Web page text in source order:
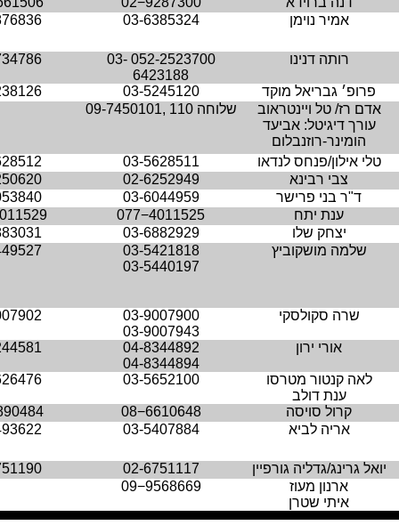
אמיר נוימן
03-6385324
רותה דנינו 052-2523700
03-
6423188
פרופ׳ גבריאל מוקד 03-5245120
אדם רז/ טל ויינטראוב
עורך דיגיטל: אביעד
הומינר-רוזנבלום
09-7450101 , שלוחה 110
טלי אילון/פנחס לנדאו 03-5628511
צבי רבינא
02-6252949
ד"ר בני פרישר
03-6044959
ענת יתח
077−4011525
יצחק שלו
03-6882929
שלמה מושקוביץ
03-5421818
03-5440197
שרה סקולסקי
03-9007900
03-9007943
אורי ירון
04-8344892
04-8344894
לאה קנטור מטרסו
ענת דולב
03-5652100
קרול סויסה 08−6610648
אריה לביא
03-5407884
יואל גרינג/גדליה גורפיין 02-6751117
ארנון מעוז
איתי שטרן
09−9568669